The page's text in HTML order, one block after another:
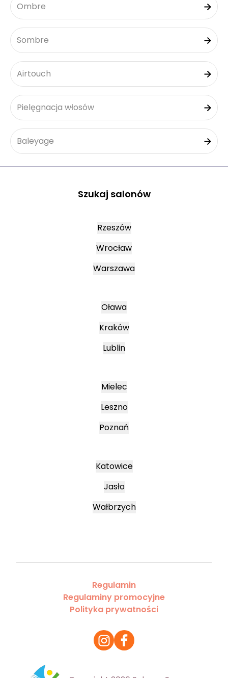
Ombre
Sombre
Airtouch
Pielęgnacja włosów
Baleyage
Szukaj salonów
Rzeszów
Wrocław
Warszawa
Oława
Kraków
Lublin
Mielec
Leszno
Poznań
Katowice
Jasło
Wałbrzych
Regulamin
Regulaminy promocyjne
Polityka prywatności